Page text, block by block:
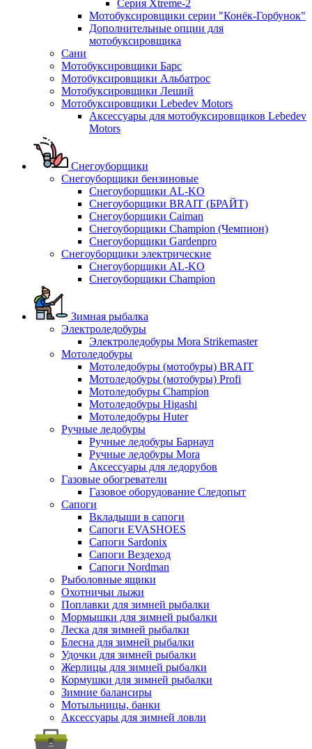
Серия Xtreme-2
Мотобуксировщики серии "Конёк-Горбунок"
Дополнительные опции для
мотобуксировщика
Сани
Мотобуксировщики Барс
Мотобуксировщики Альбатрос
Мотобуксировщики Леший
Мотобуксировщики Lebedev Motors
Аксессуары для мотобуксировщиков Lebedev
Motors
Снегоуборщики
Снегоуборщики бензиновые
Снегоуборщики AL-KO
Снегоуборщики BRAIT (БРАЙТ)
Снегоуборщики Caiman
Снегоуборщики Champion (Чемпион)
Снегоуборщики Gardenpro
Снегоуборщики электрические
Снегоуборщики AL-KO
Снегоуборщики Champion
Зимная рыбалка
Электроледобуры
Электроледобуры Mora Strikemaster
Мотоледобуры
Мотоледобуры (мотобуры) BRAIT
Мотоледобуры (мотобуры) Profi
Мотоледобуры Champion
Мотоледобуры Higashi
Мотоледобуры Huter
Ручные ледобуры
Ручные ледобуры Барнаул
Ручные ледобуры Mora
Аксессуары для ледорубов
Газовые обогреватели
Газовое оборудование Следопыт
Сапоги
Вкладыши в сапоги
Сапоги EVASHOES
Сапоги Sardonix
Сапоги Вездеход
Сапоги Nordman
Рыболовные ящики
Охотничьи лыжи
Поплавки для зимней рыбалки
Мормышки для зимней рыбалки
Леска для зимней рыбалки
Блесна для зимней рыбалки
Удочки для зимней рыбалки
Жерлицы для зимней рыбалки
Кормушки для зимней рыбалки
Зимние балансиры
Мотыльницы, банки
Аксессуары для зимней ловли